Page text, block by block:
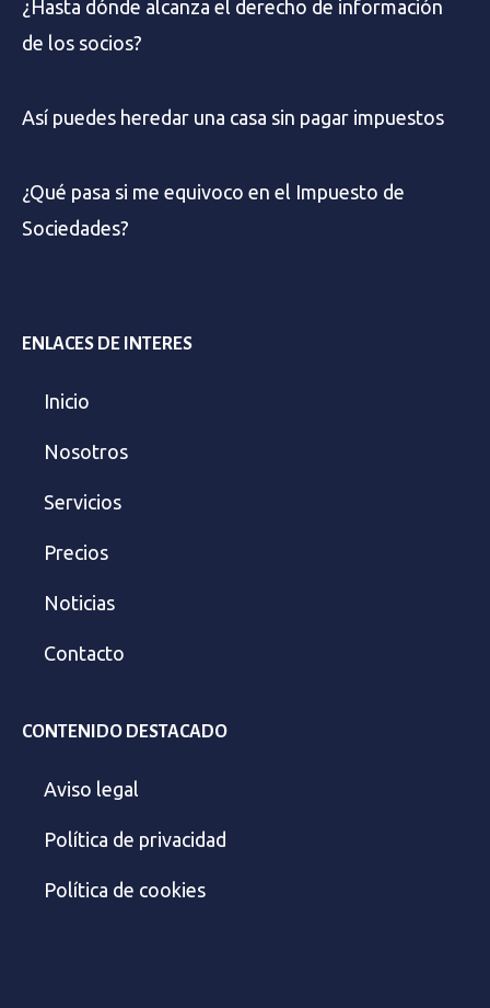
¿Hasta dónde alcanza el derecho de información
de los socios?
Así puedes heredar una casa sin pagar impuestos
¿Qué pasa si me equivoco en el Impuesto de
Sociedades?
ENLACES DE INTERES
Inicio
Nosotros
Servicios
Precios
Noticias
Contacto
CONTENIDO DESTACADO
Aviso legal
Política de privacidad
Política de cookies